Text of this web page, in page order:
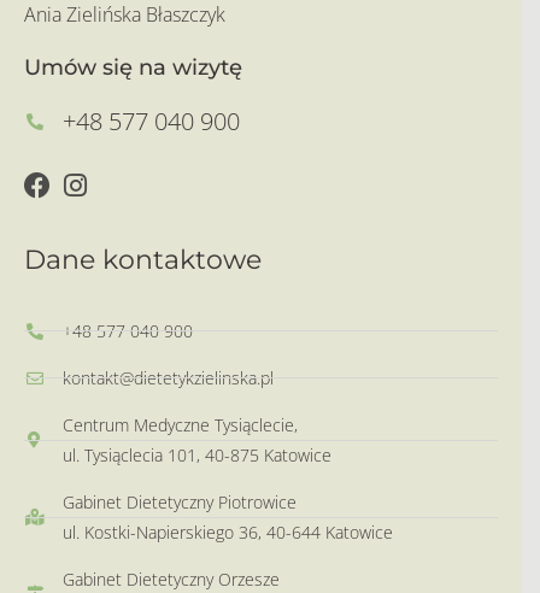
Ania Zielińska Błaszczyk
Umów się na wizytę
+48 577 040 900
Dane kontaktowe
+48 577 040 900
kontakt@dietetykzielinska.pl
Centrum Medyczne Tysiąclecie,
ul. Tysiąclecia 101, 40-875 Katowice
Gabinet Dietetyczny Piotrowice
ul. Kostki-Napierskiego 36, 40-644 Katowice
Gabinet Dietetyczny Orzesze